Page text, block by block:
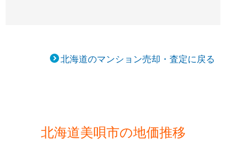
北海道のマンション売却・査定に戻る
北海道美唄市の地価推移